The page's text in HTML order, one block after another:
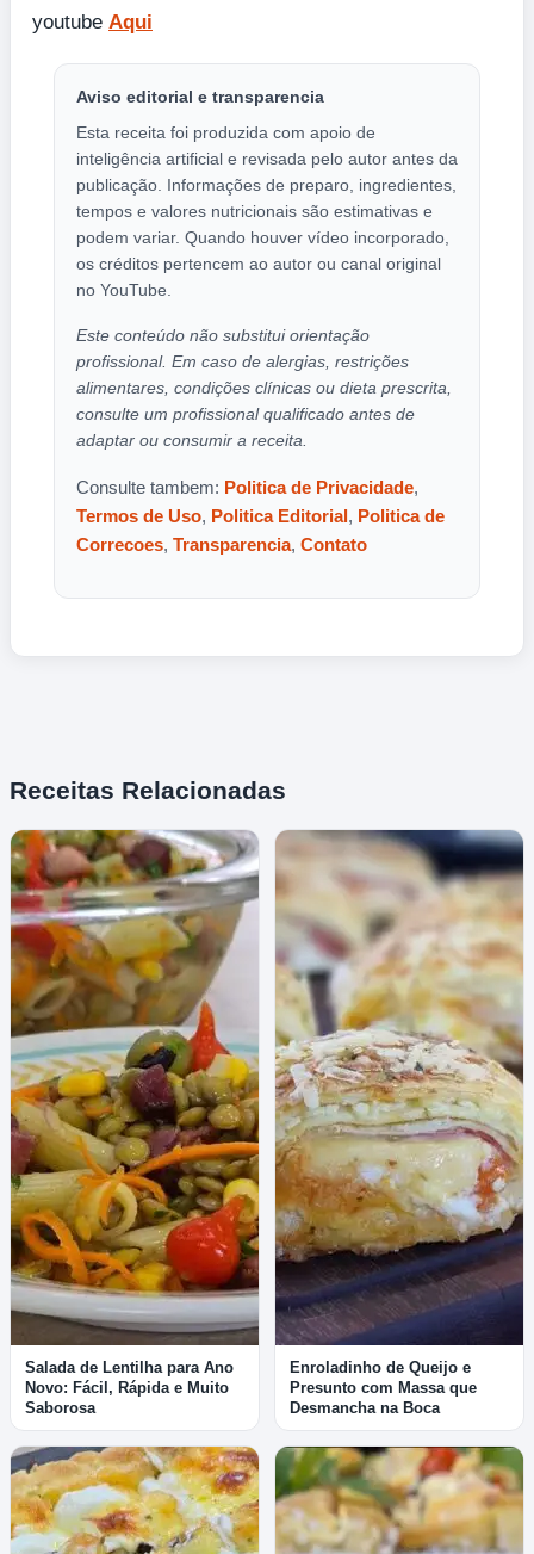
youtube Aqui
Aviso editorial e transparencia
Esta receita foi produzida com apoio de
inteligência artificial e revisada pelo autor antes da
publicação. Informações de preparo, ingredientes,
tempos e valores nutricionais são estimativas e
podem variar. Quando houver vídeo incorporado,
os créditos pertencem ao autor ou canal original
no YouTube.
Este conteúdo não substitui orientação
profissional. Em caso de alergias, restrições
alimentares, condições clínicas ou dieta prescrita,
consulte um profissional qualificado antes de
adaptar ou consumir a receita.
Consulte tambem: Politica de Privacidade,
Termos de Uso, Politica Editorial, Politica de
Correcoes, Transparencia, Contato
Receitas Relacionadas
Salada de Lentilha para Ano
Novo: Fácil, Rápida e Muito
Saborosa
Enroladinho de Queijo e
Presunto com Massa que
Desmancha na Boca